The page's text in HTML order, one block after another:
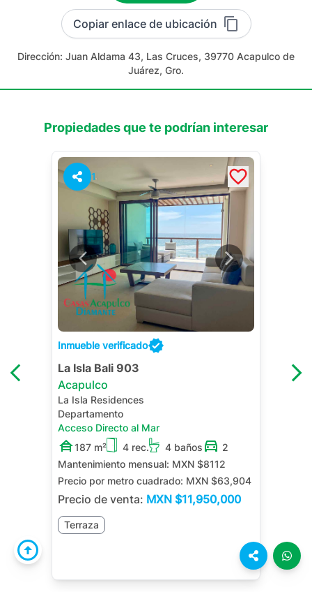
Copiar enlace de ubicación
Dirección: Juan Aldama 43, Las Cruces, 39770 Acapulco de
Juárez, Gro.
Propiedades que te podrían interesar
1
Inmueble verificado
La Isla Bali 903
Acapulco
La Isla Residences
Departamento
Acceso Directo al Mar
187 m²
4 rec. 4 baños
2
Mantenimiento mensual: MXN $8112
Precio por metro cuadrado: MXN $63,904
Precio de venta: MXN $11,950,000
Terraza